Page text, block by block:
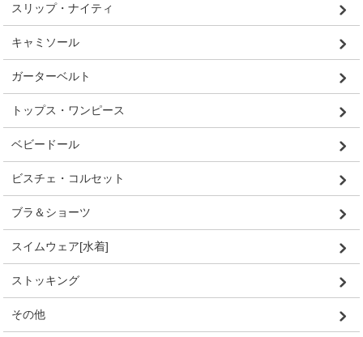
スリップ・ナイティ
キャミソール
ガーターベルト
トップス・ワンピース
ベビードール
ビスチェ・コルセット
ブラ＆ショーツ
スイムウェア[水着]
ストッキング
その他